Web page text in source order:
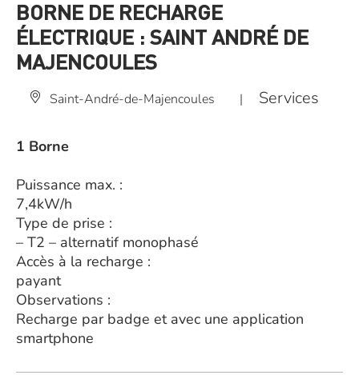
BORNE DE RECHARGE
ÉLECTRIQUE : SAINT ANDRÉ DE
MAJENCOULES
Saint-André-de-Majencoules | Services
1 Borne
Puissance max. :
7,4kW/h
Type de prise :
– T2 – alternatif monophasé
Accès à la recharge :
payant
Observations :
Recharge par badge et avec une application
smartphone